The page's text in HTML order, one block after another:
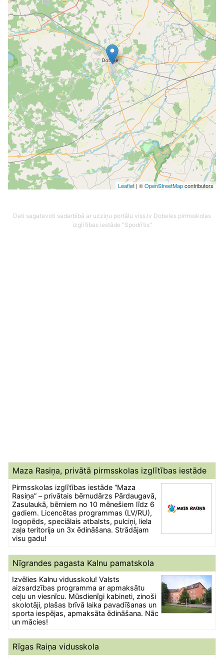
Leaflet| ©OpenStreetMapcontributors
Dati sagatavoti sadarbībā ar uzziņu portālu viss.lv Dobeles pirmsskolas
izglītības iestāde "Spodrītis"
Maza Rasiņa, privātā pirmsskolas izglītības iestāde
Pirmsskolas izglītības iestāde “Maza
Rasiņa” – privātais bērnudārzs Pārdaugavā,
Zasulaukā, bērniem no 10 mēnešiem līdz 6
gadiem. Licencētas programmas (LV/RU),
logopēds, speciālais atbalsts, pulciņi, liela
zaļa teritorija un 3x ēdināšana. Strādājam
visu gadu!
Nīgrandes pagasta Kalnu pamatskola
Izvēlies Kalnu vidusskolu! Valsts
aizsardzības programma ar apmaksātu
ceļu un viesnīcu. Mūsdienīgi kabineti, zinoši
skolotāji, plašas brīvā laika pavadīšanas un
sporta iespējas, apmaksāta ēdināšana. Nāc
un mācies!
Rīgas Raiņa vidusskola